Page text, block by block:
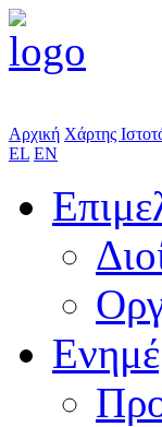
Αρχική Χάρτης
EL EN